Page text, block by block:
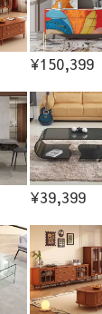
¥150,399
¥39,399